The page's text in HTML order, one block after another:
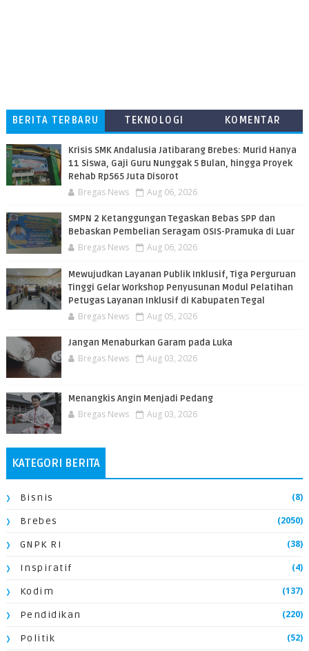
BERITA TERBARU TEKNOLOGI
KOMENTAR
Krisis SMK Andalusia Jatibarang Brebes: Murid Hanya
11 Siswa, Gaji Guru Nunggak 5 Bulan, hingga Proyek
Rehab Rp565 Juta Disorot
Bregas News Aug 06, 2026
SMPN 2 Ketanggungan Tegaskan Bebas SPP dan
Bebaskan Pembelian Seragam OSIS-Pramuka di Luar
Bregas News Aug 06, 2026
​Mewujudkan Layanan Publik Inklusif, Tiga Perguruan
Tinggi Gelar Workshop Penyusunan Modul Pelatihan
Petugas Layanan Inklusif di Kabupaten Tegal
Bregas News Aug 05, 2026
Jangan Menaburkan Garam pada Luka
Bregas News Aug 03, 2026
Menangkis Angin Menjadi Pedang
Bregas News Aug 03, 2026
KATEGORI BERITA
Bisnis (8)
Brebes (2050)
GNPK RI (38)
Inspiratif (4)
Kodim (137)
Pendidikan (220)
Politik (52)